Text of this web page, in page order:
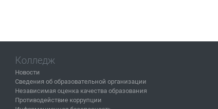
Колледж
Новости
Сведения об образовательной организации
Независимая оценка качества образования
Противодействие коррупции